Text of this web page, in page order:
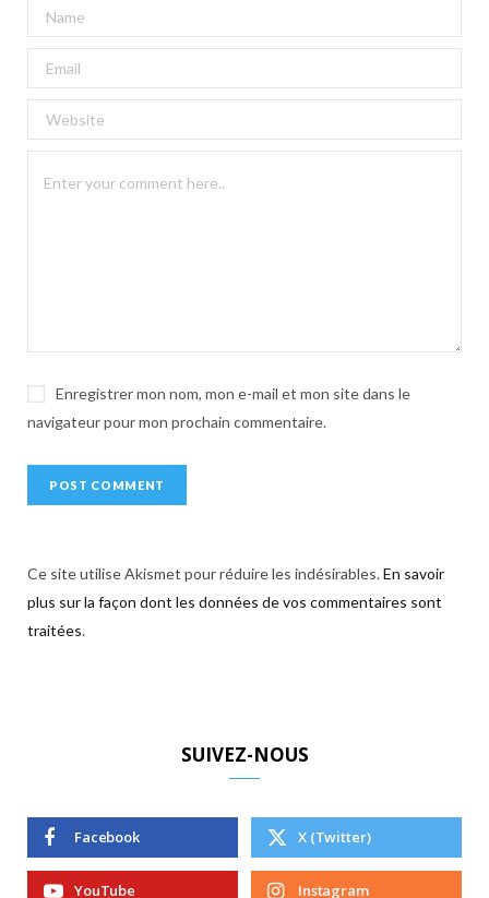
Enregistrer mon nom, mon e-mail et mon site dans le
navigateur pour mon prochain commentaire.
l
e
n
Ce site utilise Akismet pour réduire les indésirables.En savoir
plus sur la façon dont les données de vos commentaires sont
traitées.
SUIVEZ-NOUS
Facebook X (Twitter)
YouTube Instagram